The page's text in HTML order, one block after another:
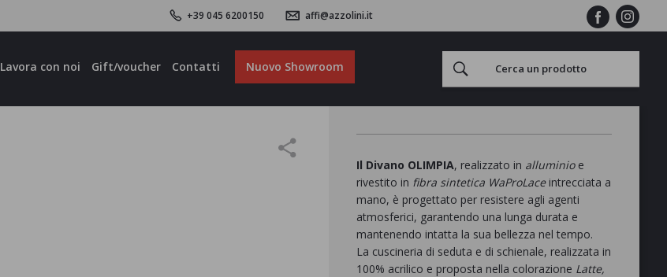
+39 045 6200150 affi@azzolini.it
Lavora con noi Gift/voucher Contatti Nuovo Showroom
Il Divano OLIMPIA, realizzato in alluminio e
rivestito in fibra sintetica WaProLace intrecciata a
mano, è progettato per resistere agli agenti
atmosferici, garantendo una lunga durata e
mantenendo intatta la sua bellezza nel tempo.
La cuscineria di seduta e di schienale, realizzata in
100% acrilico e proposta nella colorazione Latte,